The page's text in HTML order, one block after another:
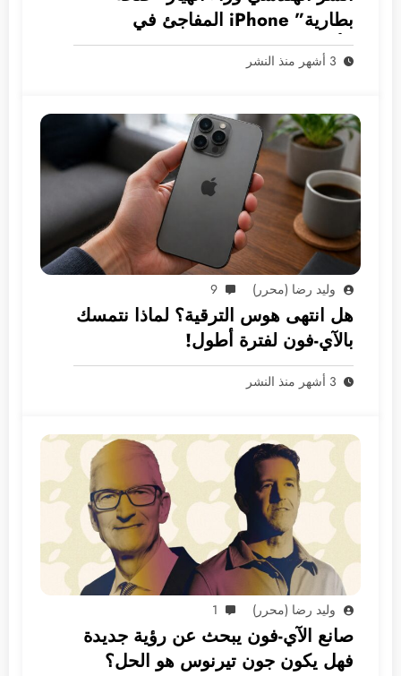
بطارية” iPhone المفاجئ في
الأسواق العربية
3 أشهر منذ النشر
وليد رضا (محرر) 9
هل انتهى هوس الترقية؟ لماذا نتمسك
بالآي-فون لفترة أطول!
3 أشهر منذ النشر
وليد رضا (محرر) 1
صانع الآي-فون يبحث عن رؤية جديدة
فهل يكون جون تيرنوس هو الحل؟